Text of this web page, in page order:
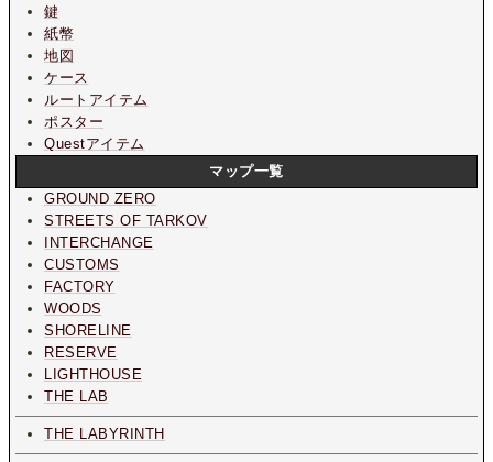
鍵
紙幣
地図
ケース
ルートアイテム
ポスター
Questアイテム
マップ一覧
GROUND ZERO
STREETS OF TARKOV
INTERCHANGE
CUSTOMS
FACTORY
WOODS
SHORELINE
RESERVE
LIGHTHOUSE
THE LAB
THE LABYRINTH